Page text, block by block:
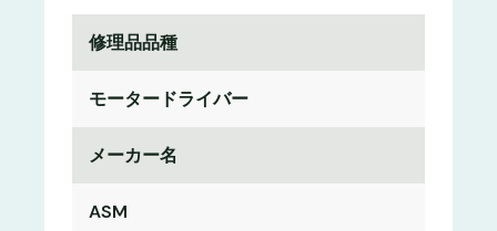
修理品品種
モータードライバー
メーカー名
ASM